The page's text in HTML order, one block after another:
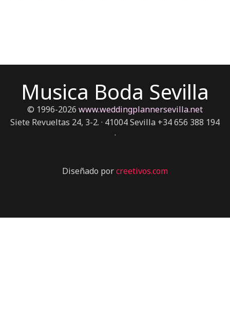
Musica Boda Sevilla
© 1996-2026 www.weddingplannersevilla.net
Siete Revueltas 24, 3-2. · 41004 Sevilla +34 656 388 194
·
Diseñado porcreetivos.com